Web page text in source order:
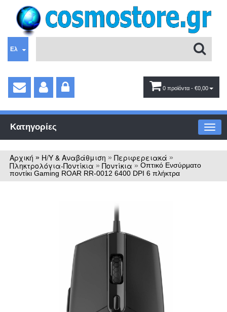
Ελ
0 προϊόντα - €0,00
Κατηγορίες
Αρχική » Η/Υ & Αναβάθμιση » Περιφερειακά »
Πληκτρολόγια-Ποντίκια » Ποντίκια » Οπτικό Ενσύρματο
ποντίκι Gaming ROAR RR-0012 6400 DPI 6 πλήκτρα